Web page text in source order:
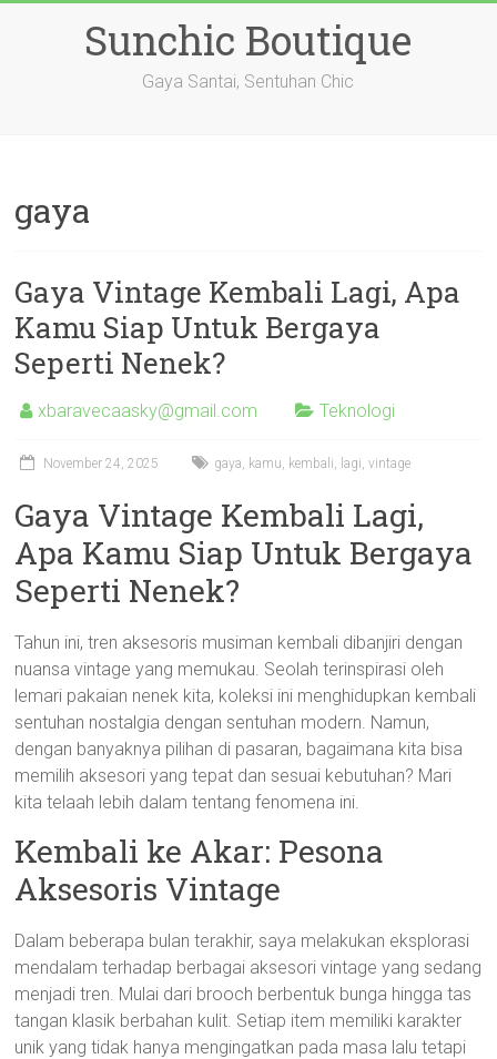
Sunchic Boutique
Gaya Santai, Sentuhan Chic
gaya
Gaya Vintage Kembali Lagi, Apa
Kamu Siap Untuk Bergaya
Seperti Nenek?
xbaravecaasky@gmail.com Teknologi
November 24, 2025 gaya, kamu, kembali, lagi,vintage
Gaya Vintage Kembali Lagi,
Apa Kamu Siap Untuk Bergaya
Seperti Nenek?
Tahun ini, tren aksesoris musiman kembali dibanjiri dengan
nuansa vintage yang memukau. Seolah terinspirasi oleh
lemari pakaian nenek kita, koleksi ini menghidupkan kembali
sentuhan nostalgia dengan sentuhan modern. Namun,
dengan banyaknya pilihan di pasaran, bagaimana kita bisa
memilih aksesori yang tepat dan sesuai kebutuhan? Mari
kita telaah lebih dalam tentang fenomena ini.
Kembali ke Akar: Pesona
Aksesoris Vintage
Dalam beberapa bulan terakhir, saya melakukan eksplorasi
mendalam terhadap berbagai aksesori vintage yang sedang
menjadi tren. Mulai dari brooch berbentuk bunga hingga tas
tangan klasik berbahan kulit. Setiap item memiliki karakter
unik yang tidak hanya mengingatkan pada masa lalu tetapi